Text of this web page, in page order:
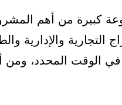
كبيرة من أهم
التجارية والإدارية
في الوقت المحدد،